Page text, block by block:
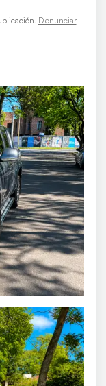
Denunciar